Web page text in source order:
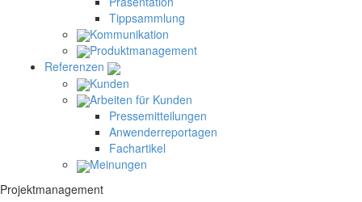
Tippsammlung
Kommunikation
Produktmanagement
Referenzen
Kunden
Arbeiten für Kunden
Pressemitteilungen
Anwenderreportagen
Fachartikel
Meinungen
Projektmanagement